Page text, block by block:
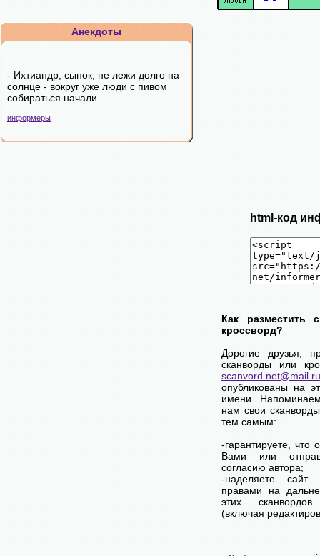
Анекдоты
- Ихтиандр, сынок, не лежи долго на
солнце - вокруг уже люди с пивом
собираться начали.
информеры
html-код
Как разместить
кроссворд?
Дорогие друзья,
сканворды или
scanvord.net@mail.ru
опубликованы на
имени.
нам свои
тем самым:
-гарантируете, что
Вами или
согласию автора;
-наделяете сайт
правами на
этих
(включая